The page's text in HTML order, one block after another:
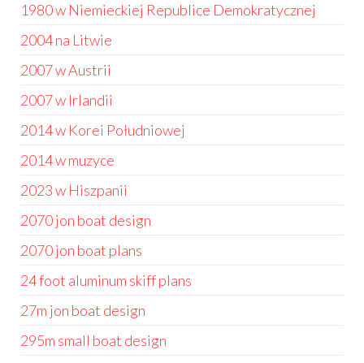
1980 w Niemieckiej Republice Demokratycznej
2004 na Litwie
2007 w Austrii
2007 w Irlandii
2014 w Korei Południowej
2014 w muzyce
2023 w Hiszpanii
2070 jon boat design
2070 jon boat plans
24 foot aluminum skiff plans
27m jon boat design
295m small boat design